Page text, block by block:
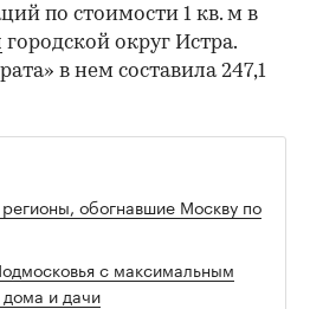
по стоимости 1 кв. м в
городской округ Истра.
в нем составила 247,1
обогнавшие Москву по
с максимальным
и дачи